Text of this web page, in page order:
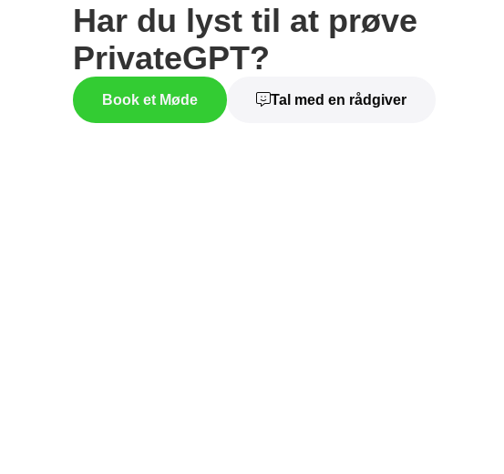
Har du lyst til at prøve
PrivateGPT?
Book et Møde Tal med en rådgiver